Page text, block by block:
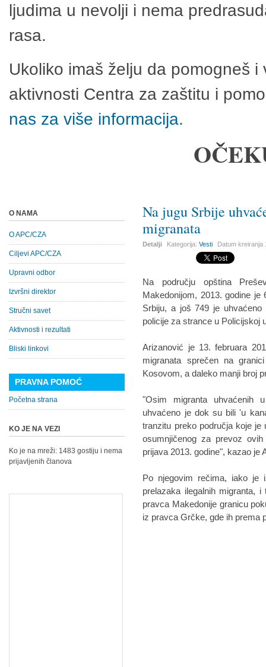
ljudima u nevolji i nema
rasa.
Ukoliko imaš želju da pomogneš
aktivnosti Centra za zaštitu i
nas za više informacija.
Na jugu Srbije
migranata
Detalji Kategorija:Vesti Datum kreiranja
Na području opština
Makedonijom, 2013. godine je
Srbiju, a još 749 je
policije za strance u Policijskoj
Arizanović je 13. februara
migranata sprečen na
Kosovom, a daleko manji broj
"Osim migranta uhvaćenih
uhvaćeno je dok su bili 'u
tranzitu preko područja koje je
osumnjičenog za prevoz
prijava 2013. godine", kazao je
Po njegovim rečima, iako je
prelazaka ilegalnih migranta,
pravca Makedonije granicu
iz pravca Grčke, gde ih prema
O NAMA
O APC/CZA
Ciljevi APC/CZA
Upravni odbor
Izvršni direktor
Stručni savet
Aktivnosti i rezultati
Bliski linkovi
PRAVNA POMOĆ
Početna strana
KO JE NA VEZI
Ko je na mreži: 1483 gostiju i nema
prijavljenih članova